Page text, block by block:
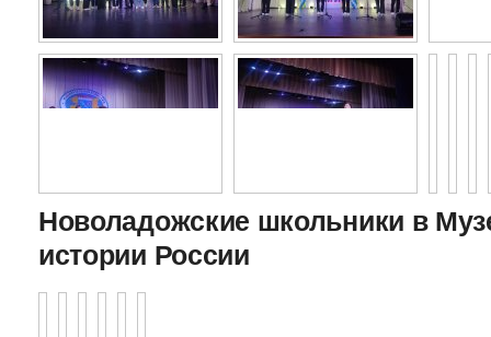
Новоладожские школьники в
истории России